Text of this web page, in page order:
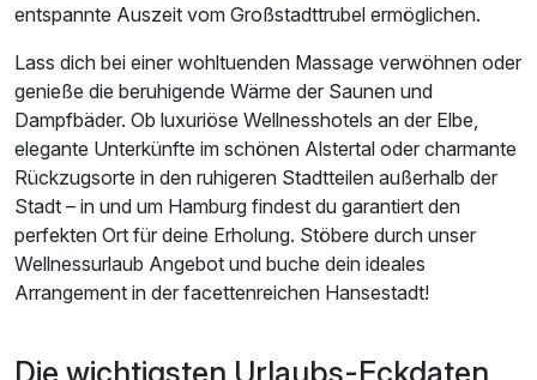
entspannte Auszeit vom Großstadttrubel ermöglichen.
Lass dich bei einer wohltuenden Massage verwöhnen oder
genieße die beruhigende Wärme der Saunen und
Dampfbäder. Ob luxuriöse Wellnesshotels an der Elbe,
elegante Unterkünfte im schönen Alstertal oder charmante
Rückzugsorte in den ruhigeren Stadtteilen außerhalb der
Stadt – in und um Hamburg findest du garantiert den
perfekten Ort für deine Erholung. Stöbere durch unser
Wellnessurlaub Angebot und buche dein ideales
Arrangement in der facettenreichen Hansestadt!